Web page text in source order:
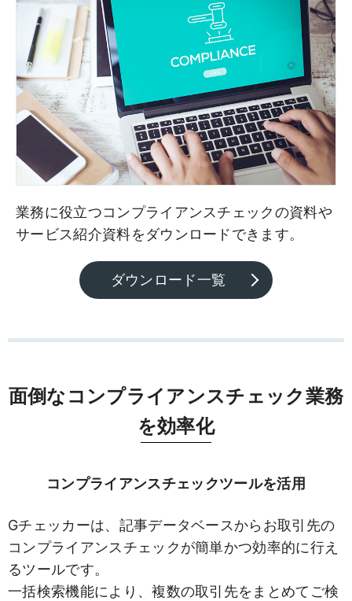
業務に役立つコンプライアンスチェックの資料や
サービス紹介資料をダウンロードできます。
ダウンロード一覧
面倒なコンプライアンスチェック業務
を効率化
コンプライアンスチェックツールを活用
Gチェッカーは、記事データベースからお取引先の
コンプライアンスチェックが簡単かつ効率的に行え
るツールです。
一括検索機能により、複数の取引先をまとめてご検